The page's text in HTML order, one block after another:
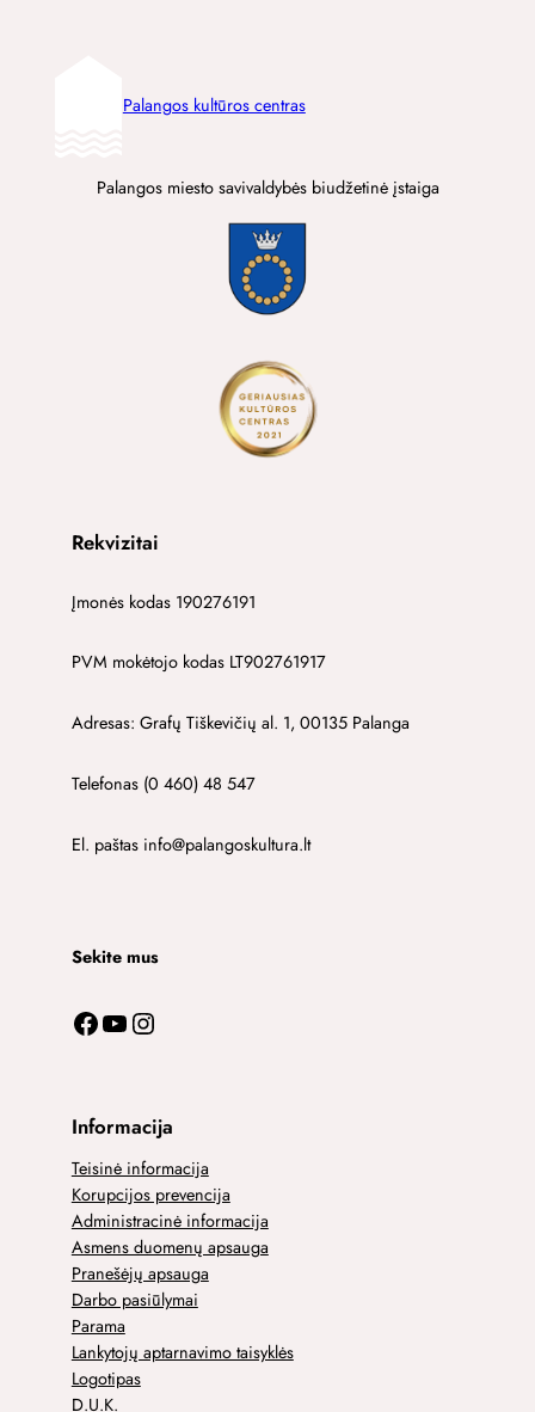
Palangos kultūros centras
Palangos miesto savivaldybės biudžetinė įstaiga
Rekvizitai
Įmonės kodas 190276191
PVM mokėtojo kodas LT902761917
Adresas: Grafų Tiškevičių al. 1, 00135 Palanga
Telefonas (0 460) 48 547
El. paštas info@palangoskultura.lt
Sekite mus
Facebook YouTube Instagram
Informacija
Teisinė informacija
Korupcijos prevencija
Administracinė informacija
Asmens duomenų apsauga
Pranešėjų apsauga
Darbo pasiūlymai
Parama
Lankytojų aptarnavimo taisyklės
Logotipas
D.U.K.